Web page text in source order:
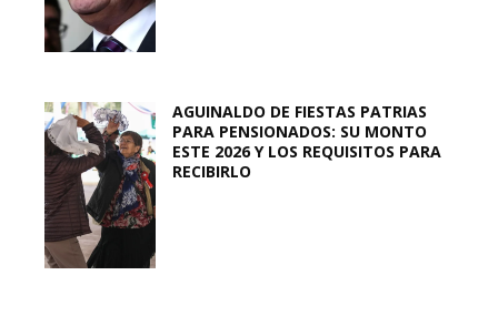
AGUINALDO DE FIESTAS PATRIAS
PARA PENSIONADOS: SU MONTO
ESTE 2026 Y LOS REQUISITOS PARA
RECIBIRLO